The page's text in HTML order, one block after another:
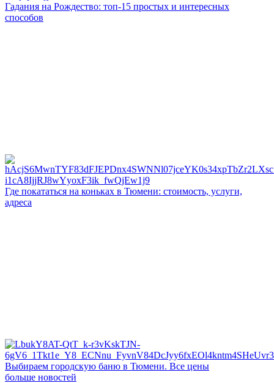
Гадания на Рождество: топ-15 простых и интересных
способов
Где покататься на коньках в Тюмени: стоимость, услуги,
адреса
Выбираем городскую баню в Тюмени. Все цены
больше новостей